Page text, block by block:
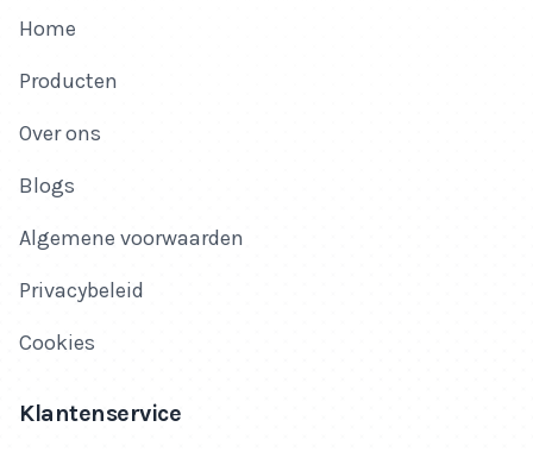
Home
Producten
Over ons
Blogs
Algemene voorwaarden
Privacybeleid
Cookies
Klantenservice